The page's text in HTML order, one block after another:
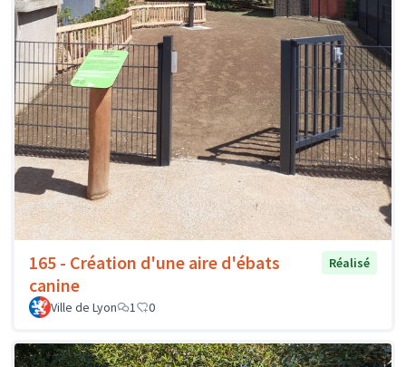
165 - Création d'une aire d'ébats
canine
Réalisé
Ville de Lyon 1 0